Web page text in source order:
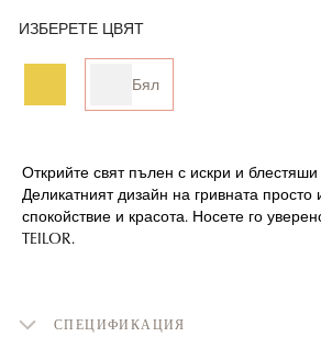
ИЗБЕРЕТЕ ЦВЯТ
Бял
Открийте свят пълен с искри и
Деликатният дизайн на гривната просто
спокойствие и красота. Носете го
TEILOR.
СПЕЦИФИКАЦИЯ